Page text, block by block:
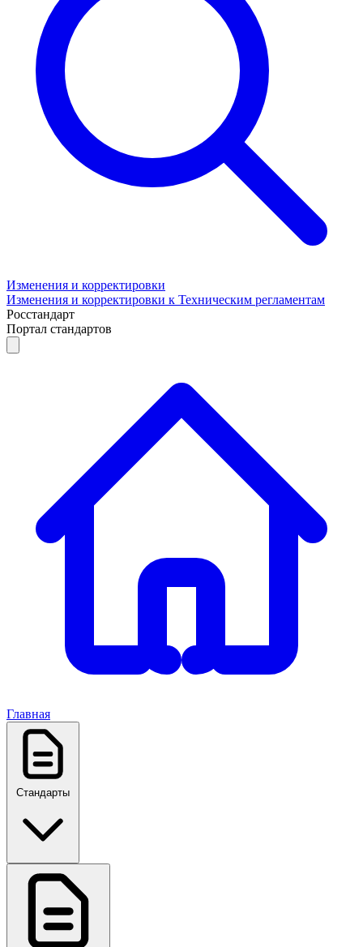
Изменения и корректировки
Изменения и корректировки к Техническим регламентам
Росстандарт
Портал стандартов
Главная
Стандарты
ГОСТ, ГОСТ Р, ПНСТ